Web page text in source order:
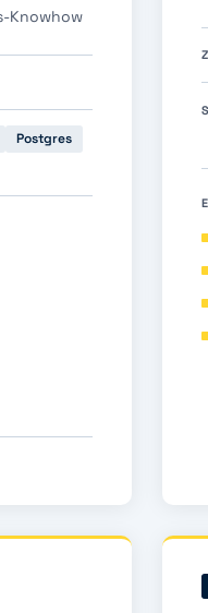
Knowhow
Postgres